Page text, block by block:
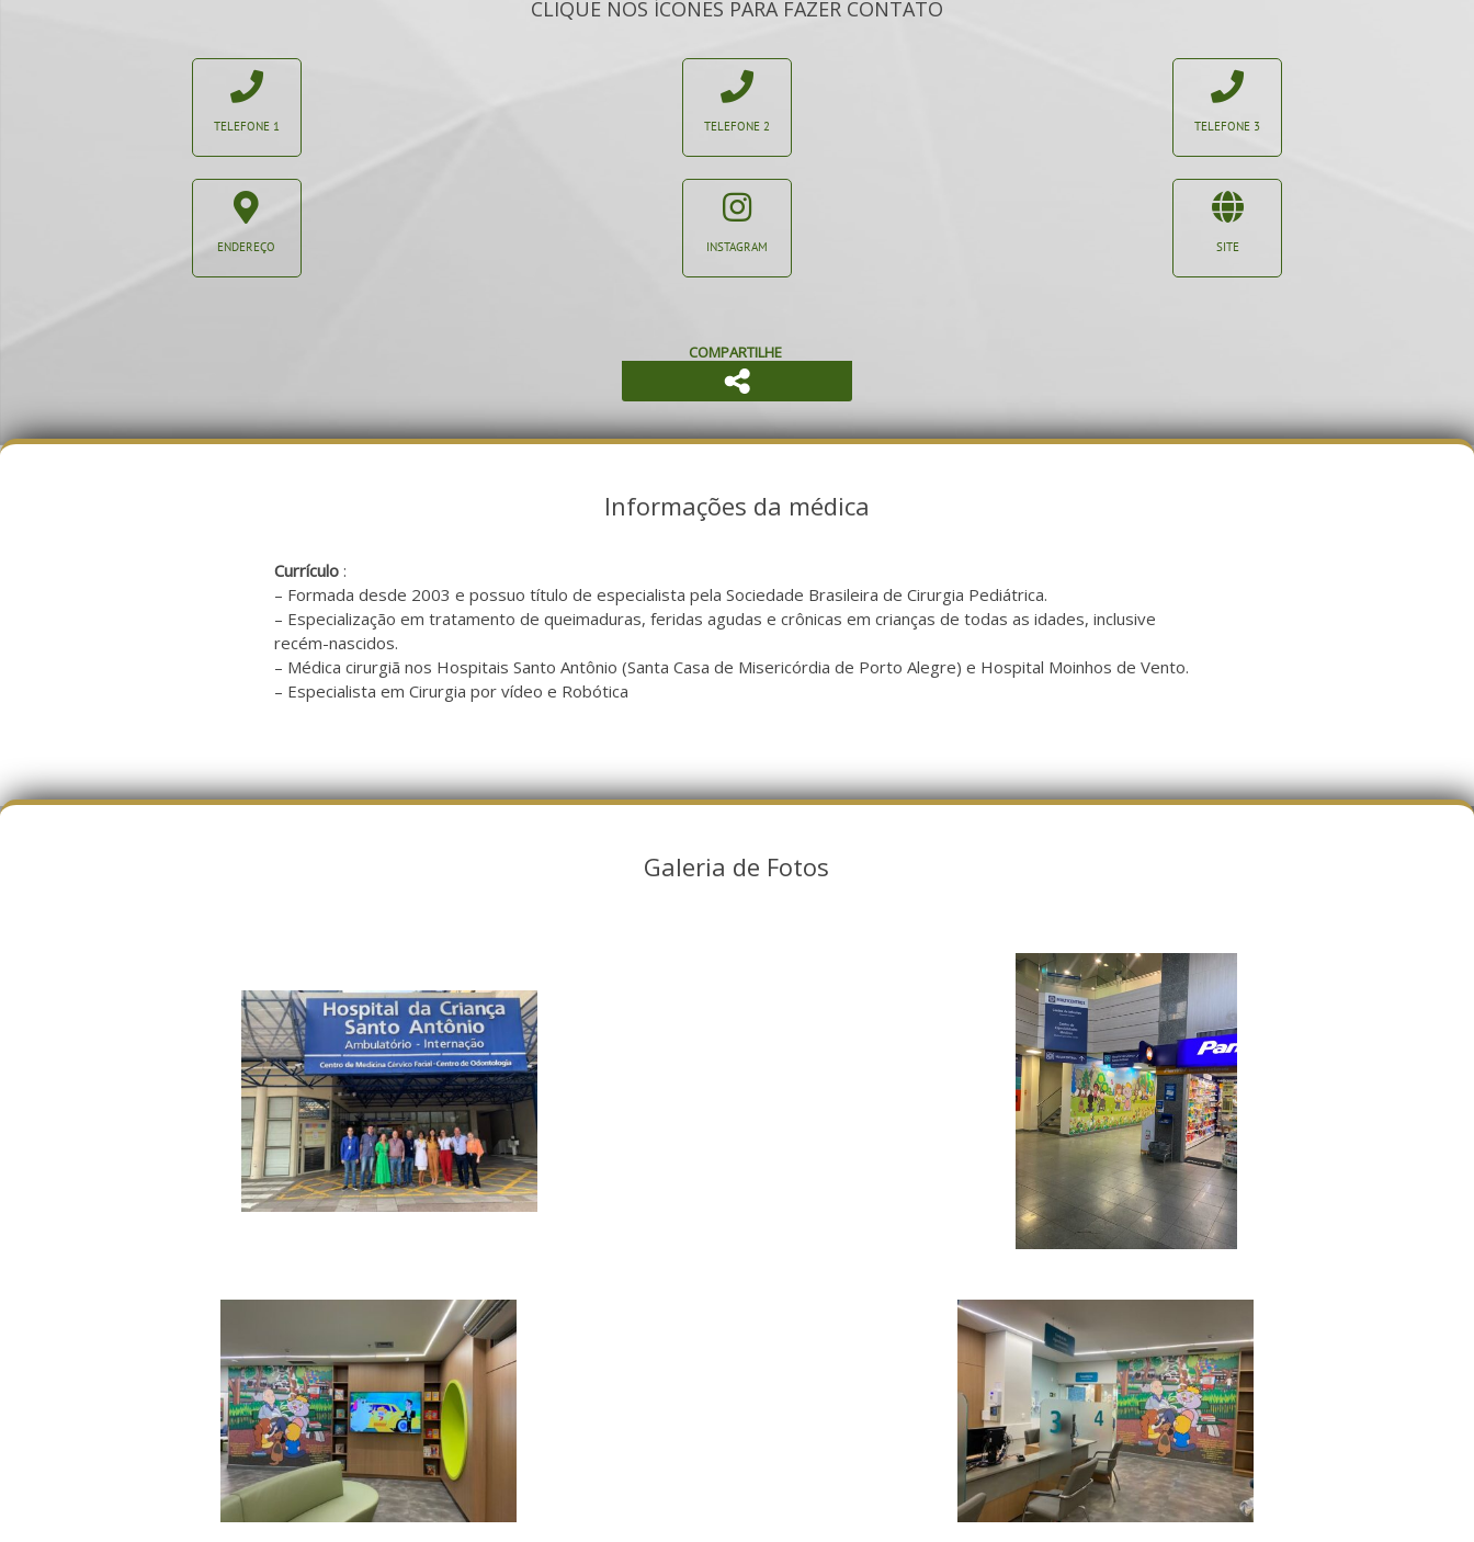
CLIQUE NOS ÍCONES PARA FAZER CONTATO
TELEFONE 1 TELEFONE 2 TELEFONE 3
ENDEREÇO INSTAGRAM SITE
COMPARTILHE
Informações da médica
Currículo :
– Formada desde 2003 e possuo título de especialista pela Sociedade Brasileira de Cirurgia Pediátrica.
– Especialização em tratamento de queimaduras, feridas agudas e crônicas em crianças de todas as idades, inclusive
recém-nascidos.
– Médica cirurgiã nos Hospitais Santo Antônio (Santa Casa de Misericórdia de Porto Alegre) e Hospital Moinhos de Vento.
– Especialista em Cirurgia por vídeo e Robótica
Galeria de Fotos